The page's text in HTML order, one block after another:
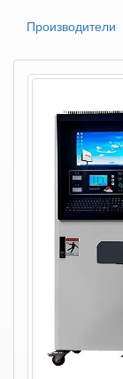
Производители